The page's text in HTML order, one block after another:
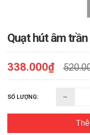
Quạt hút âm
338.000₫
SỐ LƯỢNG: